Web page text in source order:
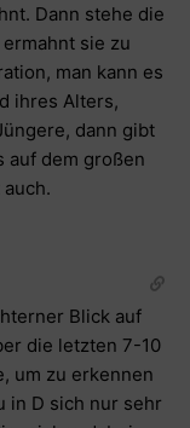
Dann stehe die
sie zu
man kann es
ihres Alters,
dann gibt
auf dem großen
Blick auf
die letzten 7-10
um zu erkennen
in D sich nur sehr